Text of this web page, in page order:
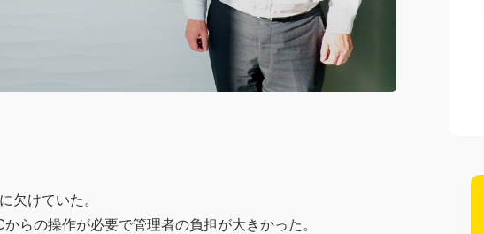
欠けていた。
らの操作が必要で管理者の負担が大きかった。